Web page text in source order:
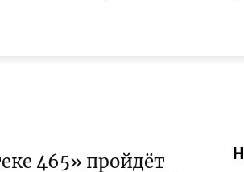
465» пройдёт